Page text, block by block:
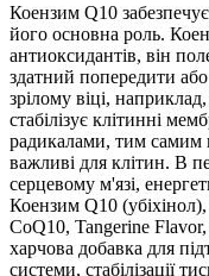
Коензим Q10
його основна роль.
антиоксидантів, він
здатний попередити
зрілому віці,
стабілізує клітинні
радикалами, тим самим
важливі для клітин. В
серцевому м'язі,
Коензим Q10
CoQ10, Tangerine
харчова добавка для
системи, стабілізації